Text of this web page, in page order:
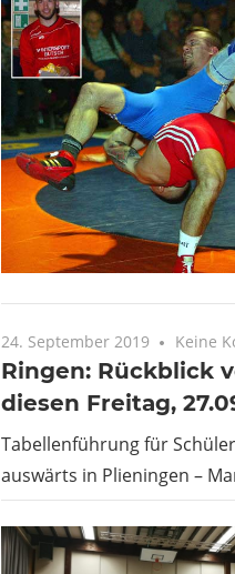
24. September 2019 Keine
Ringen: Rückblick
diesen Freitag,
Tabellenführung für
auswärts in Plieningen –